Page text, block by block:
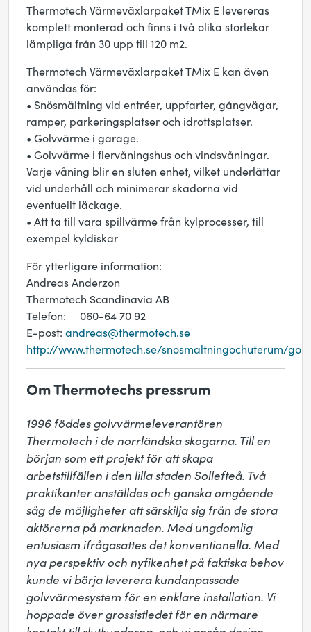
Thermotech Värmeväxlarpaket TMix E levereras
komplett monterad och finns i två olika storlekar
lämpliga från 30 upp till 120 m2.
Thermotech Värmeväxlarpaket TMix E kan även
användas för:
• Snösmältning vid entréer, uppfarter, gångvägar,
ramper, parkeringsplatser och idrottsplatser.
• Golvvärme i garage.
• Golvvärme i flervåningshus och vindsvåningar.
Varje våning blir en sluten enhet, vilket underlättar
vid underhåll och minimerar skadorna vid
eventuellt läckage.
• Att ta till vara spillvärme från kylprocesser, till
exempel kyldiskar
För ytterligare information:
Andreas Anderzon
Thermotech Scandinavia AB
Telefon: 060-64 70 92
E-post: andreas@thermotech.se
http://www.thermotech.se/snosmaltningochuterum/
Om Thermotechs pressrum
1996 föddes golvvärmeleverantören
Thermotech i de norrländska skogarna. Till en
början som ett projekt för att skapa
arbetstillfällen i den lilla staden Sollefteå. Två
praktikanter anställdes och ganska omgående
såg de möjligheter att särskilja sig från de stora
aktörerna på marknaden. Med ungdomlig
entusiasm ifrågasattes det konventionella. Med
nya perspektiv och nyfikenhet på faktiska behov
kunde vi börja leverera kundanpassade
golvvärmesystem för en enklare installation. Vi
hoppade över grossistledet för en närmare